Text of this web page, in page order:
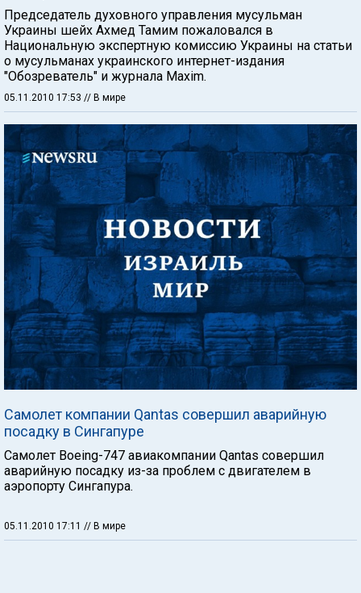
Председатель духовного управления мусульман
Украины шейх Ахмед Тамим пожаловался в
Национальную экспертную комиссию Украины на статьи
о мусульманах украинского интернет-издания
"Обозреватель" и журнала Maxim.
05.11.2010 17:53 // В мире
Самолет компании Qantas совершил аварийную
посадку в Сингапуре
Самолет Boeing-747 авиакомпании Qantas совершил
аварийную посадку из-за проблем с двигателем в
аэропорту Сингапура.
05.11.2010 17:11 // В мире